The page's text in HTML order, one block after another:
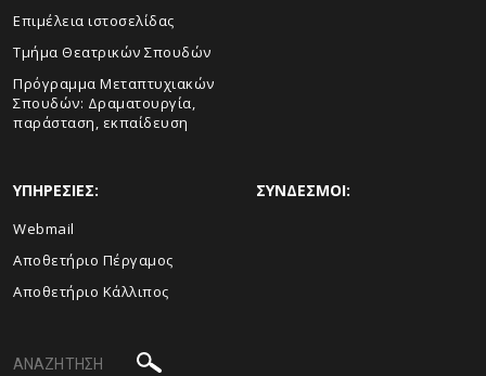
Eπιμέλεια ιστοσελίδας
Tμήμα Θεατρικών Σπουδών
Πρόγραμμα Μεταπτυχιακών
Σπουδών: Δραματουργία,
παράσταση, εκπαίδευση
ΥΠΗΡΕΣΙΕΣ:
Webmail
Αποθετήριο Πέργαμος
Αποθετήριο Κάλλιπος
ΣΥΝΔΕΣΜΟΙ: